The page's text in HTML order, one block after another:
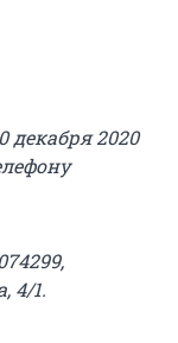
декабря 2020
4/1.